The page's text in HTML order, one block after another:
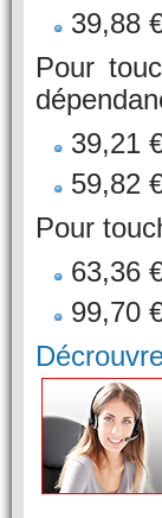
39,88
Pour
39,21
59,82
Pour
63,36
99,70